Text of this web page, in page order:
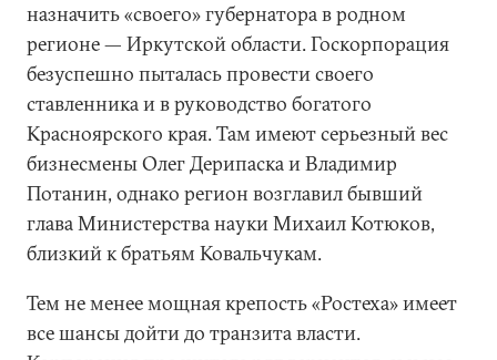
назначить «своего» губернатора в родном
регионе — Иркутской области. Госкорпорация
безуспешно пыталась провести своего
ставленника и в руководство богатого
Красноярского края. Там имеют серьезный вес
бизнесмены Олег Дерипаска и Владимир
Потанин, однако регион возглавил бывший
глава Министерства науки Михаил Котюков,
близкий к братьям Ковальчукам.
Тем не менее мощная крепость «Ростеха» имеет
все шансы дойти до транзита власти.